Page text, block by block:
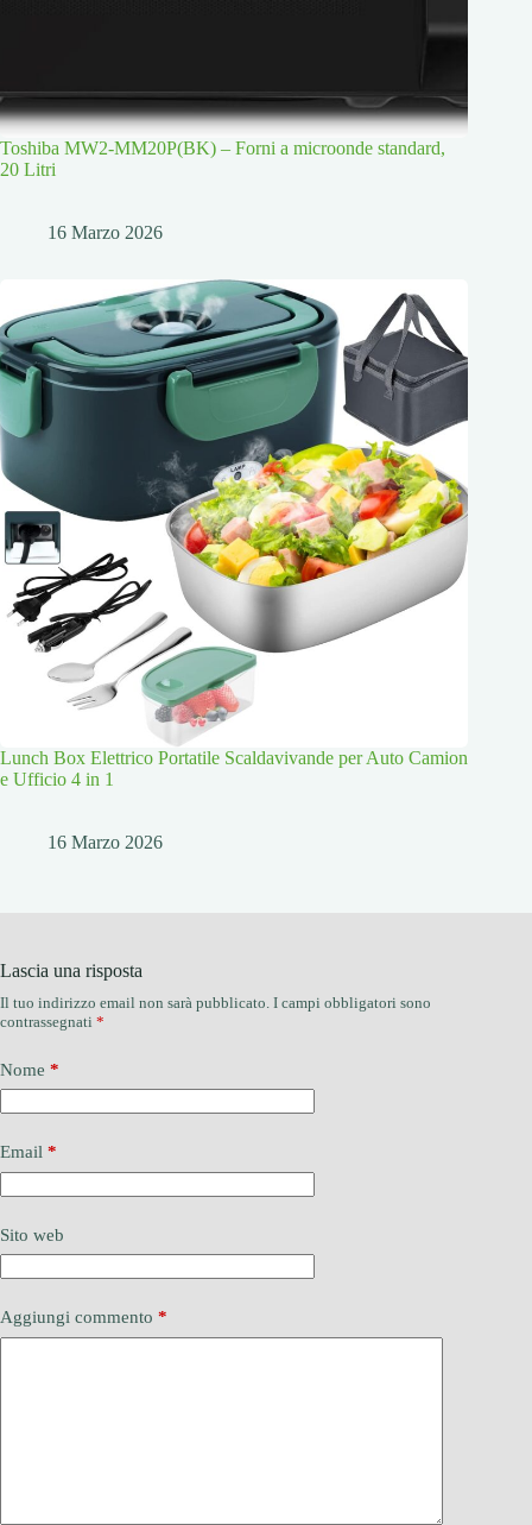
Toshiba MW2-MM20P(BK) – Forni a microonde standard,
20 Litri
16 Marzo 2026
Lunch Box Elettrico Portatile Scaldavivande per Auto Camion
e Ufficio 4 in 1
16 Marzo 2026
Lascia una risposta
Il tuo indirizzo email non sarà pubblicato. I campi obbligatori sono
contrassegnati *
Nome *
Email *
Sito web
Aggiungi commento *